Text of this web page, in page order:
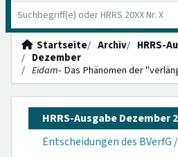
Startseite Archiv HRRS-
Dezember
Eidam- Das Phänomen der
HRRS-Ausgabe Dezember
Entscheidungen des BVerfG